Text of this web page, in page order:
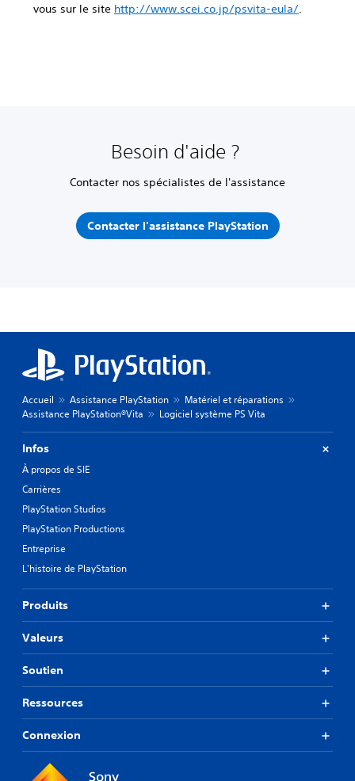
vous sur le site http://www.scei.co.jp/psvita-eula/.
Besoin d'aide ?
Contacter nos spécialistes de l'assistance
Contacter l'assistance PlayStation
Accueil Assistance PlayStation
Matériel et réparations
Assistance PlayStation®Vita
Logiciel système PS Vita
Infos
À propos de SIE
Carrières
PlayStation Studios
PlayStation Productions
Entreprise
L'histoire de PlayStation
Produits
Valeurs
Soutien
Ressources
Connexion